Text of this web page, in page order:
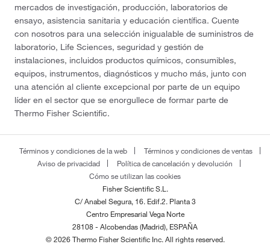
mercados de investigación, producción, laboratorios de
ensayo, asistencia sanitaria y educación científica. Cuente
con nosotros para una selección inigualable de suministros de
laboratorio, Life Sciences, seguridad y gestión de
instalaciones, incluidos productos químicos, consumibles,
equipos, instrumentos, diagnósticos y mucho más, junto con
una atención al cliente excepcional por parte de un equipo
líder en el sector que se enorgullece de formar parte de
Thermo Fisher Scientific.
Términos y condiciones de la web
Términos y condiciones de ventas
Aviso de privacidad
Política de cancelación y devolución
Cómo se utilizan las cookies
Fisher Scientific S.L.
C/ Anabel Segura, 16. Edif.2. Planta 3
Centro Empresarial Vega Norte
28108 - Alcobendas (Madrid), ESPAÑA
© 2026 Thermo Fisher Scientific Inc. All rights reserved.